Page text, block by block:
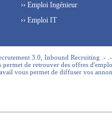
›› Emploi Ingénieur
›› Emploi IT
3.0, Inbound Recruiting .-
permet de retrouver des offres
vous permet de diffuser vos